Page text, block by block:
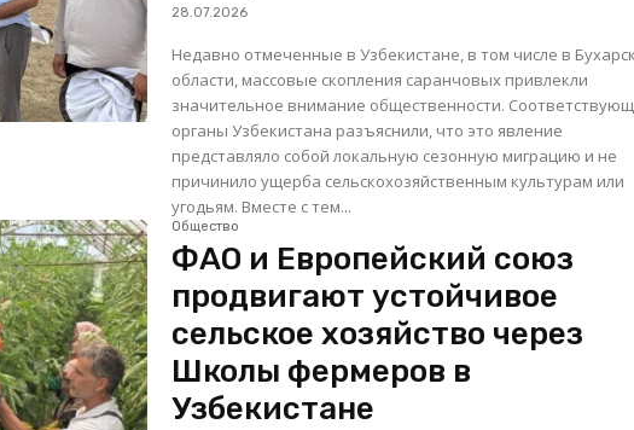
28.07.2026
Недавно отмеченные в Узбекистане, в том числе в
области, массовые скопления саранчовых привлекли
значительное внимание общественности.
органы Узбекистана разъяснили, что это явление
представляло собой локальную сезонную миграцию и не
причинило ущерба сельскохозяйственным культурам или
угодьям. Вместе с тем...
Общество
ФАО и Европейский союз
продвигают устойчивое
сельское хозяйство через
Школы фермеров в
Узбекистане